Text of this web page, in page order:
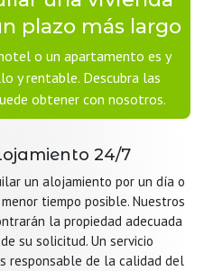
plazo más largo
o un apartamento es y
y rentable. Descubra las
obtener con nosotros.
24/7
un alojamiento por un día o
tiempo posible. Nuestros
la propiedad adecuada
su solicitud. Un servicio
responsable de la calidad del